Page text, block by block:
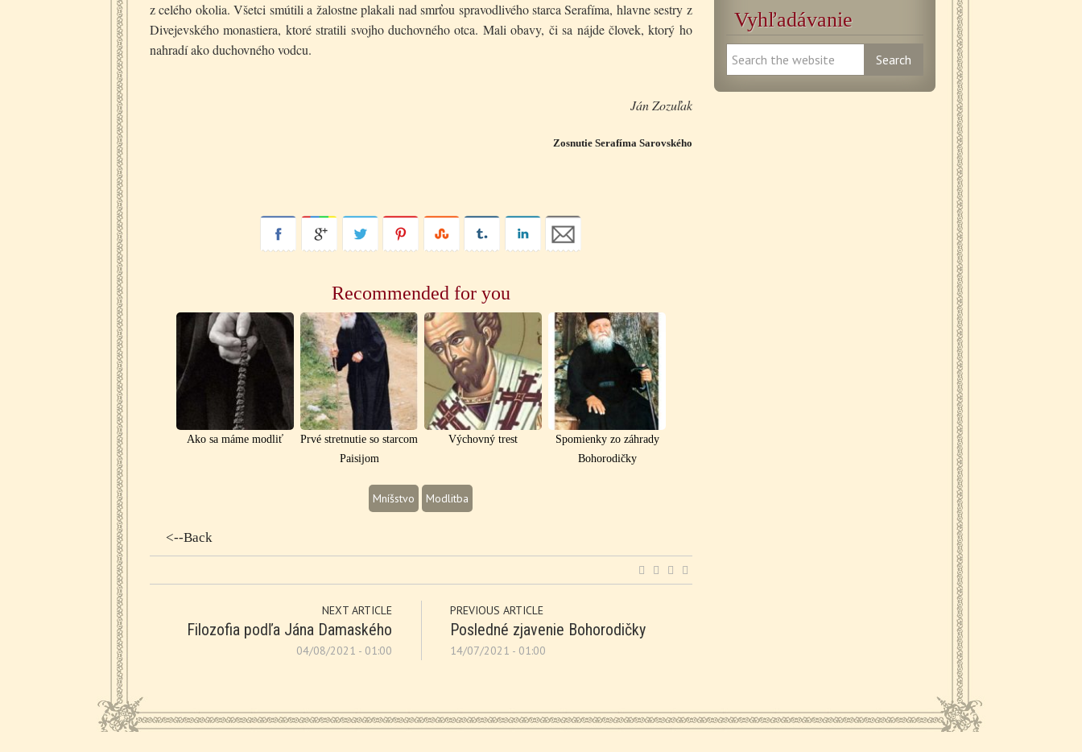
z celého okolia. Všetci smútili a žalostne plakali nad smrťou spravodlivého starca Serafíma, hlavne sestry z
Divejevského monastiera, ktoré stratili svojho duchovného otca. Mali obavy, či sa nájde človek, ktorý ho
nahradí ako duchovného vodcu.
Ján Zozuľak
Zosnutie Serafíma Sarovského
Recommended for you
Ako sa máme modliť
Prvé stretnutie so starcom
Paisijom
Výchovný trest
Spomienky zo záhrady
Bohorodičky
Mníšstvo Modlitba
<--Back
NEXT ARTICLE
Filozofia podľa Jána Damaského
04/08/2021 - 01:00
PREVIOUS ARTICLE
Posledné zjavenie Bohorodičky
14/07/2021 - 01:00
Vyhľadávanie